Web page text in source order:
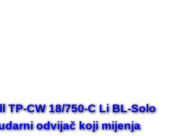
TP-CW 18/750-C Li BL-Solo
odvijač koji mijenja